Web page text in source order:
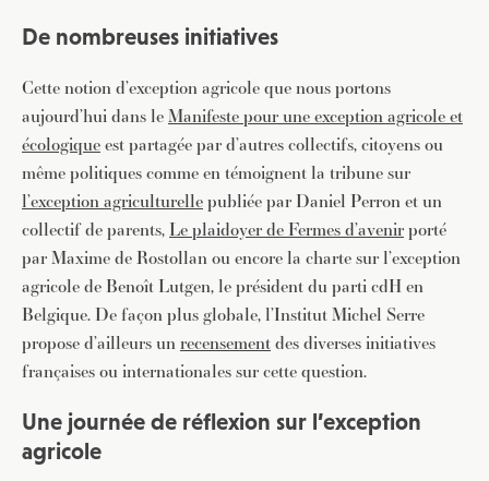
De nombreuses initiatives
Cette notion d’exception agricole que nous portons
aujourd’hui dans leManifeste pour une exception agricole et
écologiqueest partagée par d’autres collectifs, citoyens ou
même politiques comme en témoignent la tribune sur
l’exception agriculturellepubliée par Daniel Perron et un
collectif de parents,Le plaidoyer de Fermes d’avenirporté
par Maxime de Rostollan ou encore la charte sur l’exception
agricole de Benoît Lutgen, le président du parti cdH en
Belgique. De façon plus globale, l’Institut Michel Serre
propose d’ailleurs unrecensementdes diverses initiatives
françaises ou internationales sur cette question.
Une journée de réflexion sur l’exception
agricole